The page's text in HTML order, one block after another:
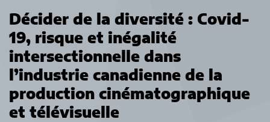
Décider de la diversité : Covid-
19, risque et inégalité
intersectionnelle dans
l’industrie canadienne de la
production cinématographique
et télévisuelle